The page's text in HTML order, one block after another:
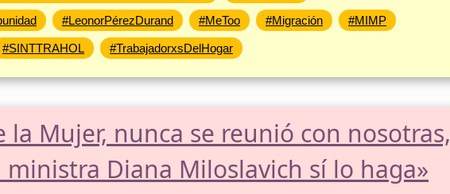
#LeonorPérezDurand #MeToo #Migración #MIMP
#SINTTRAHOL #TrabajadorxsDelHogar
la Mujer, nunca se reunió con nosotras,
Diana Miloslavich sí lo haga»